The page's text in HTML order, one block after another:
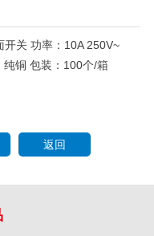
关 功率：10A 250V~
纯铜 包装：100个/箱
返回